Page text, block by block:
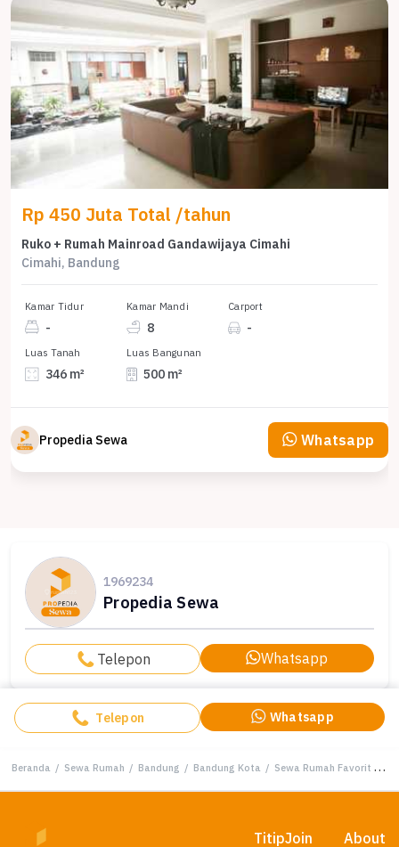
Rp 450 Juta Total /tahun
Ruko + Rumah Mainroad Gandawijaya Cimahi
Cimahi, Bandung
Kamar Tidur
-
Kamar Mandi
8
Carport
-
Luas Tanah
346 m²
Luas Bangunan
500 m²
Propedia Sewa Whatsapp
1969234
Propedia Sewa
Telepon Whatsapp
Telepon Whatsapp
Beranda / Sewa Rumah / Bandung / Bandung Kota / Sewa Rumah Favorit di Bandung Kota, Bandung, Harga Terjangkau
TitipJoin About